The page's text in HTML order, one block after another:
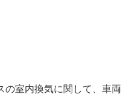
室内換気に関して、車両